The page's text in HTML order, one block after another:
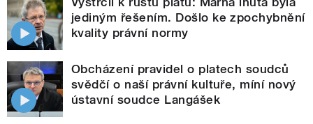
jediným řešením. Došlo ke zpochybnění
kvality právní normy
Obcházení pravidel o platech soudců
svědčí o naší právní kultuře, míní nový
ústavní soudce Langášek